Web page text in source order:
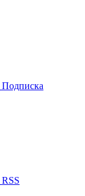
Подписка
RSS